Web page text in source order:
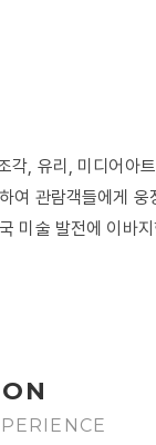
각, 유리, 미디어아
여 관람객들에게
미술 발전에 이바